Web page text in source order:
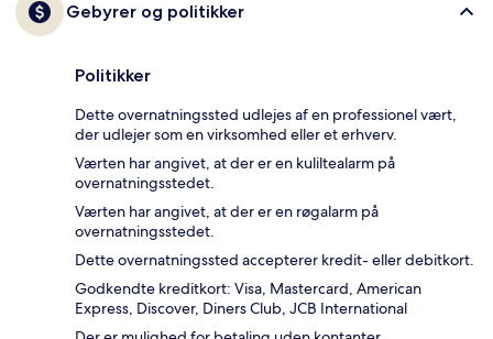
Gebyrer og politikker
Politikker
Dette overnatningssted udlejes af en professionel vært,
der udlejer som en virksomhed eller et erhverv.
Værten har angivet, at der er en kuliltealarm på
overnatningsstedet.
Værten har angivet, at der er en røgalarm på
overnatningsstedet.
Dette overnatningssted accepterer kredit- eller debitkort.
Godkendte kreditkort: Visa, Mastercard, American
Express, Discover, Diners Club, JCB International